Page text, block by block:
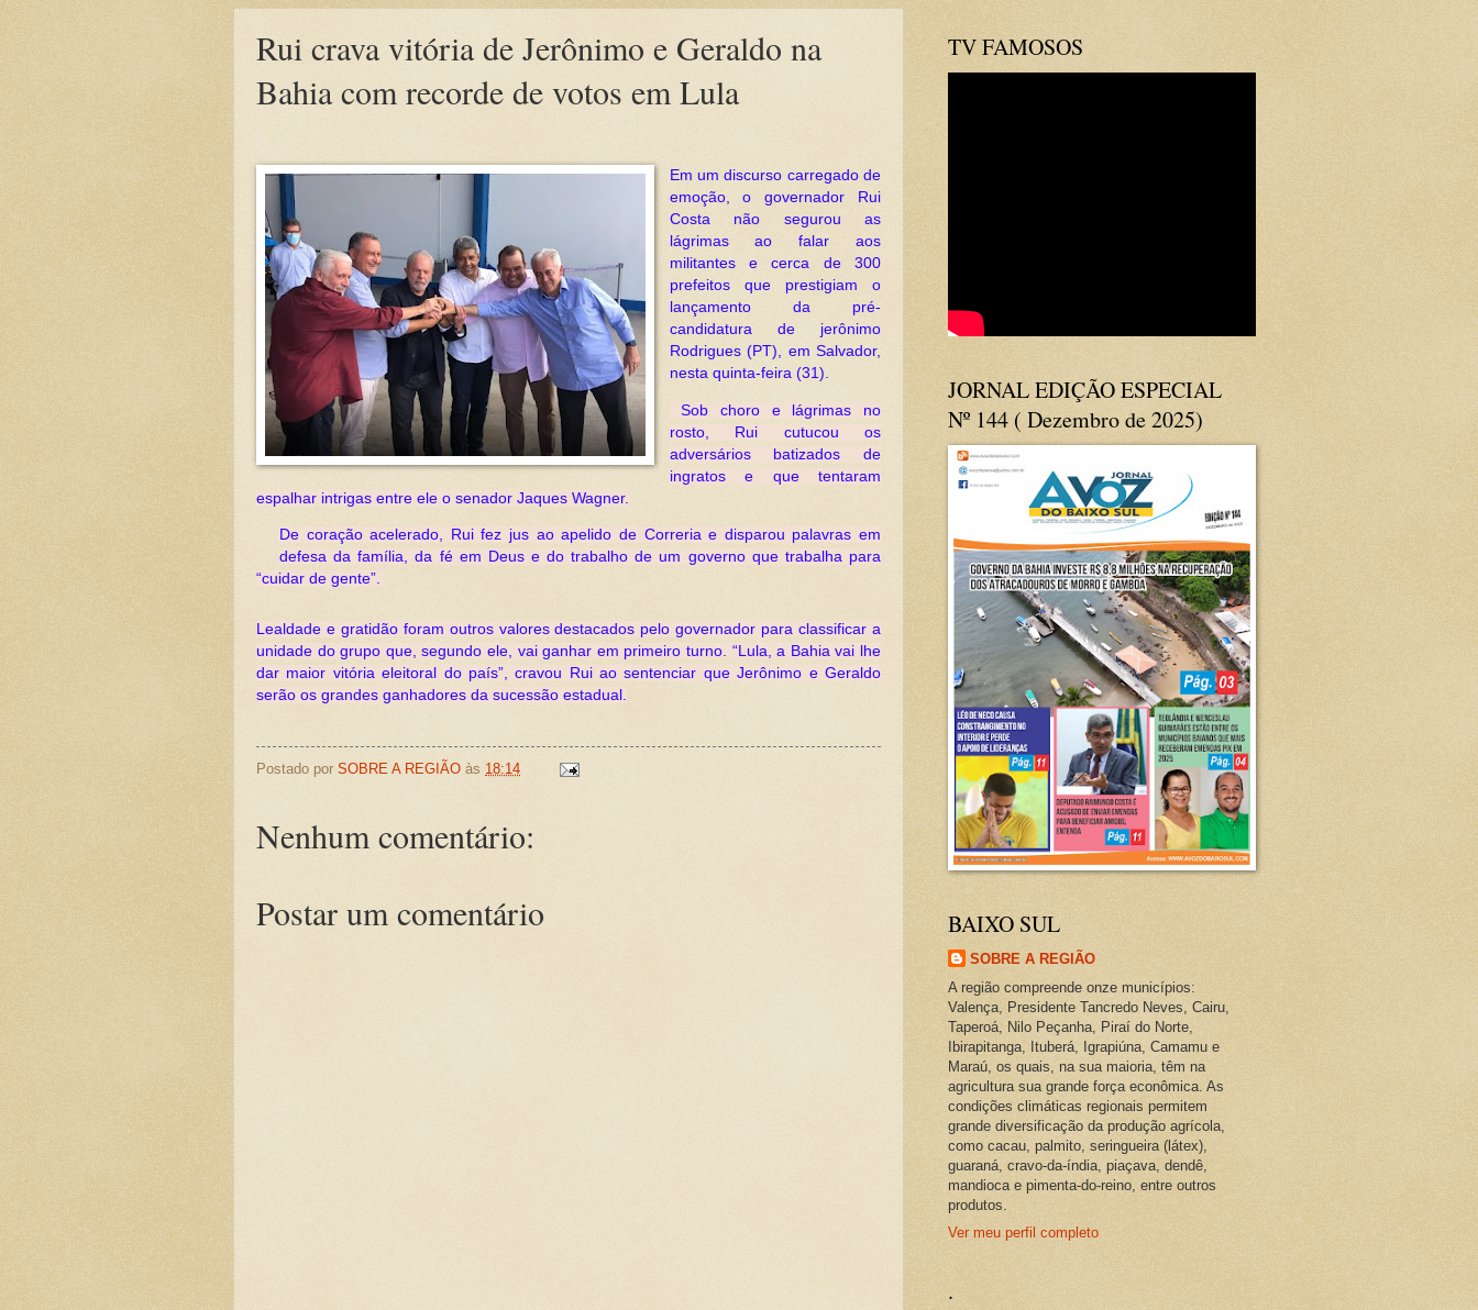
Rui crava vitória de Jerônimo e Geraldo na
Bahia com recorde de votos em Lula
Em um discurso carregado de
emoção, o governador Rui
Costa não segurou as
lágrimas ao falar aos
militantes e cerca de 300
prefeitos que prestigiam o
lançamento da pré-
candidatura de jerônimo
Rodrigues (PT), em Salvador,
nesta quinta-feira (31).
Sob choro e lágrimas no
rosto, Rui cutucou os
adversários batizados de
ingratos e que tentaram
espalhar intrigas entre ele o senador Jaques Wagner.
De coração acelerado, Rui fez jus ao apelido de Correria e disparou palavras em
defesa da família, da fé em Deus e do trabalho de um governo que trabalha para
“cuidar de gente”.
Lealdade e gratidão foram outros valores destacados pelo governador para classificar a
unidade do grupo que, segundo ele, vai ganhar em primeiro turno. “Lula, a Bahia vai lhe
dar maior vitória eleitoral do país”, cravou Rui ao sentenciar que Jerônimo e Geraldo
serão os grandes ganhadores da sucessão estadual.
Postado por SOBRE A REGIÃO às 18:14
Nenhum comentário:
Postar um comentário
TV FAMOSOS
JORNAL EDIÇÃO ESPECIAL
Nº 144 ( Dezembro de 2025)
BAIXO SUL
SOBRE A REGIÃO
A região compreende onze municípios:
Valença, Presidente Tancredo Neves, Cairu,
Taperoá, Nilo Peçanha, Piraí do Norte,
Ibirapitanga, Ituberá, Igrapiúna, Camamu e
Maraú, os quais, na sua maioria, têm na
agricultura sua grande força econômica. As
condições climáticas regionais permitem
grande diversificação da produção agrícola,
como cacau, palmito, seringueira (látex),
guaraná, cravo-da-índia, piaçava, dendê,
mandioca e pimenta-do-reino, entre outros
produtos.
Ver meu perfil completo
.